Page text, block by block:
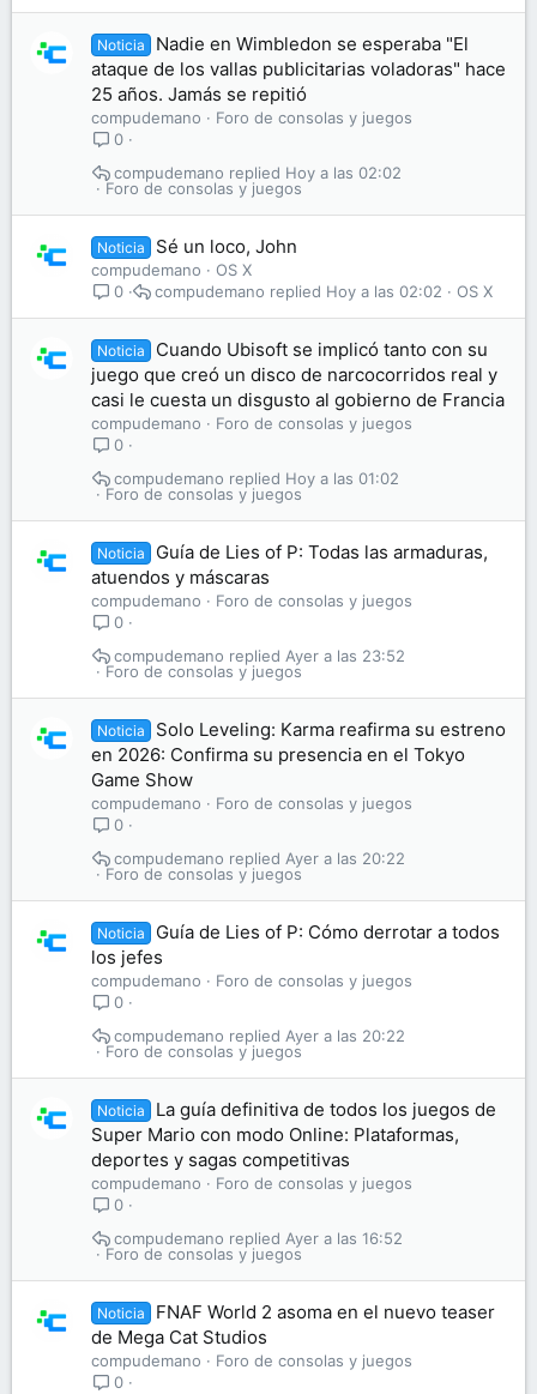
Noticia
Nadie en Wimbledon se esperaba "El
ataque de los vallas publicitarias voladoras" hace
25 años. Jamás se repitió
compudemano
Foro de consolas y juegos
0
Foro de consolas y juegos
Hoy a las 02:02
compudemano
Noticia Sé un loco, John
compudemano
OS X
0
OS X
Hoy a las 02:02
compudemano
Noticia
Cuando Ubisoft se implicó tanto con su
juego que creó un disco de narcocorridos real y
casi le cuesta un disgusto al gobierno de Francia
compudemano
Foro de consolas y juegos
0
Foro de consolas y juegos
Hoy a las 01:02
compudemano
Noticia
Guía de Lies of P: Todas las armaduras,
atuendos y máscaras
compudemano
Foro de consolas y juegos
0
Foro de consolas y juegos
Ayer a las 23:52
compudemano
Noticia
Solo Leveling: Karma reafirma su estreno
en 2026: Confirma su presencia en el Tokyo
Game Show
compudemano
Foro de consolas y juegos
0
Foro de consolas y juegos
Ayer a las 20:22
compudemano
Noticia
Guía de Lies of P: Cómo derrotar a todos
los jefes
compudemano
Foro de consolas y juegos
0
Foro de consolas y juegos
Ayer a las 20:22
compudemano
Noticia
La guía definitiva de todos los juegos de
Super Mario con modo Online: Plataformas,
deportes y sagas competitivas
compudemano
Foro de consolas y juegos
0
Foro de consolas y juegos
Ayer a las 16:52
compudemano
Noticia
FNAF World 2 asoma en el nuevo teaser
de Mega Cat Studios
compudemano
Foro de consolas y juegos
0